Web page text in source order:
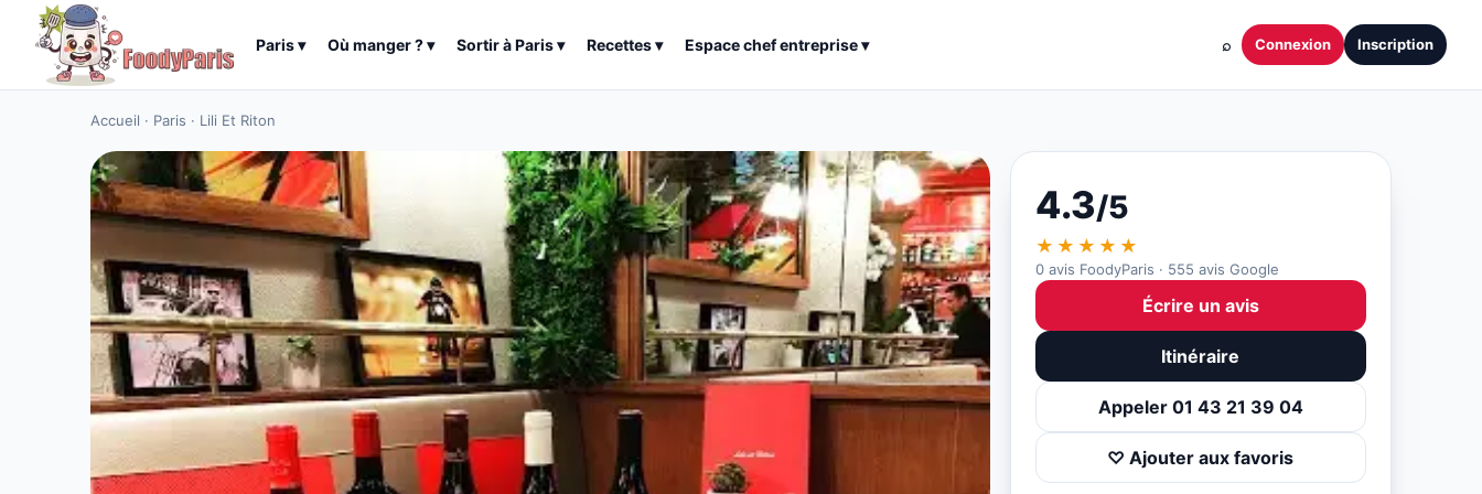
Paris▾ Où manger ?▾ Sortir àParis▾ Recettes▾ Espace chef entreprise▾ ⌕ Connexion Inscription
Accueil · Paris · Lili Et Riton
4.3/5
★★★★★
0 avis FoodyParis · 555 avis Google
Écrire un avis
Itinéraire
Appeler 01 43 21 39 04
♡ Ajouter aux favoris